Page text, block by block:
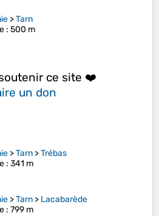
>Tarn
: 500 m
ce site ❤️
un don
>Tarn >Trébas
: 341 m
>Tarn > Lacabarède
: 799 m